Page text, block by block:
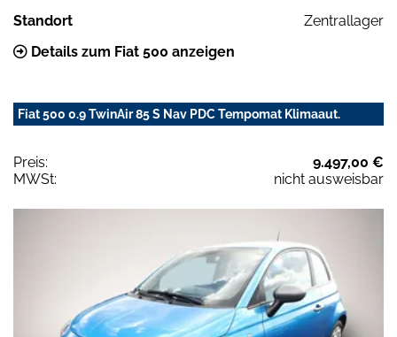
Standort
Zentrallager
Details zum Fiat 500 anzeigen
Fiat 500 0.9 TwinAir 85 S Nav PDC Tempomat Klimaaut.
Preis:
9.497,00 €
MWSt:
nicht ausweisbar